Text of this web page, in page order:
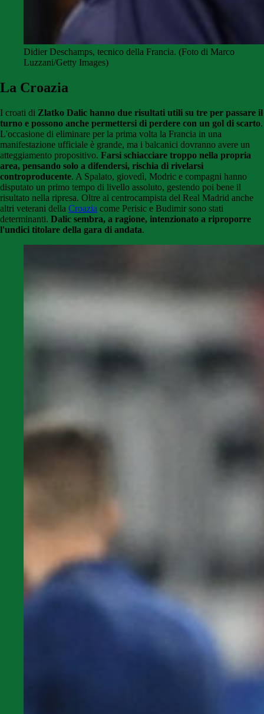
Didier Deschamps, tecnico della Francia. (Foto di Marco
Luzzani/Getty Images)
La Croazia
I croati di Zlatko Dalic hanno due risultati utili su tre per passare il
turno e possono anche permettersi di perdere con un gol di scarto.
L'occasione di eliminare per la prima volta la Francia in una
manifestazione ufficiale è grande, ma i balcanici dovranno avere un
atteggiamento propositivo. Farsi schiacciare troppo nella propria
area, pensando solo a difendersi, rischia di rivelarsi
controproducente. A Spalato, giovedì, Modric e compagni hanno
disputato un primo tempo di livello assoluto, gestendo poi bene il
risultato nella ripresa. Oltre al centrocampista del Real Madrid anche
altri veterani della Croazia come Perisic e Budimir sono stati
determinanti. Dalic sembra, a ragione, intenzionato a riproporre
l'undici titolare della gara di andata.